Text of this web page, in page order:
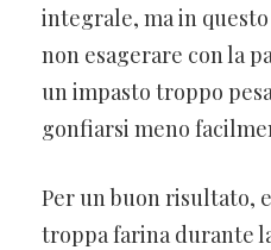
integrale, ma in
non esagerare con la
un impasto troppo
gonfiarsi meno
Per un buon risultato,
troppa farina durante